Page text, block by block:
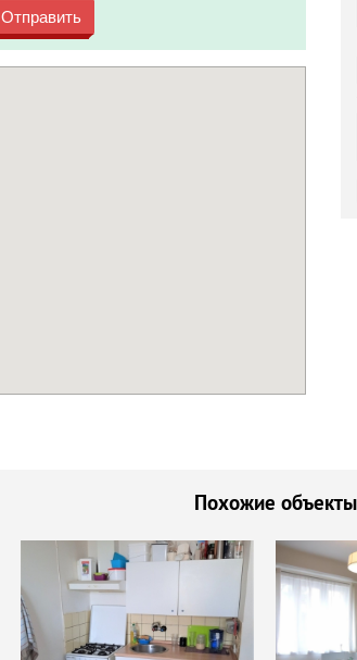
Отправить
Похожие объекты